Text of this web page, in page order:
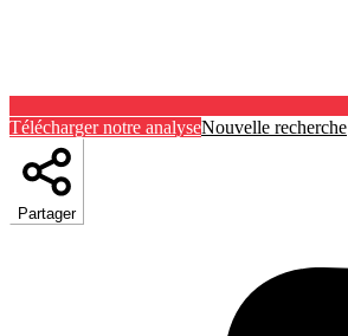
Télécharger notre analyseNouvelle recherche
Partager